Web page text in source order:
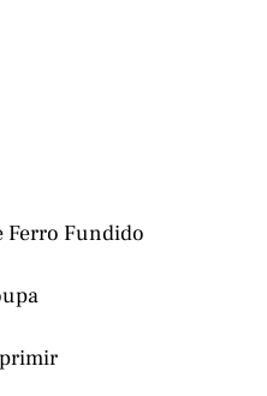
Ferro Fundido